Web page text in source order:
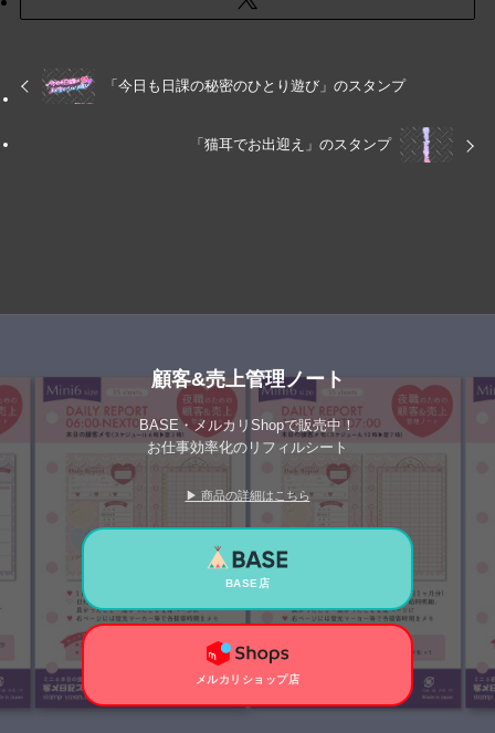
「今日も日課の秘密のひとり遊び」のスタンプ
「猫耳でお出迎え」のスタンプ
顧客&売上管理ノート
BASE・メルカリShopで販売中！
お仕事効率化のリフィルシート
▶ 商品の詳細はこちら
BASE店
メルカリショップ店